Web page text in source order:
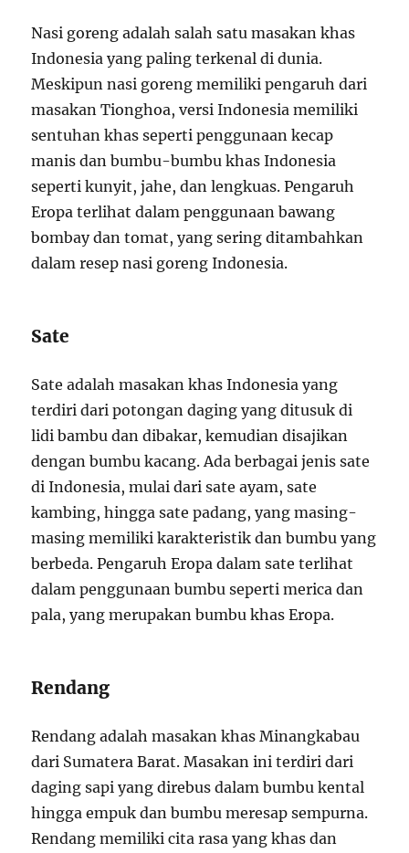
Nasi goreng adalah salah satu masakan khas
Indonesia yang paling terkenal di dunia.
Meskipun nasi goreng memiliki pengaruh dari
masakan Tionghoa, versi Indonesia memiliki
sentuhan khas seperti penggunaan kecap
manis dan bumbu-bumbu khas Indonesia
seperti kunyit, jahe, dan lengkuas. Pengaruh
Eropa terlihat dalam penggunaan bawang
bombay dan tomat, yang sering ditambahkan
dalam resep nasi goreng Indonesia.
Sate
Sate adalah masakan khas Indonesia yang
terdiri dari potongan daging yang ditusuk di
lidi bambu dan dibakar, kemudian disajikan
dengan bumbu kacang. Ada berbagai jenis sate
di Indonesia, mulai dari sate ayam, sate
kambing, hingga sate padang, yang masing-
masing memiliki karakteristik dan bumbu yang
berbeda. Pengaruh Eropa dalam sate terlihat
dalam penggunaan bumbu seperti merica dan
pala, yang merupakan bumbu khas Eropa.
Rendang
Rendang adalah masakan khas Minangkabau
dari Sumatera Barat. Masakan ini terdiri dari
daging sapi yang direbus dalam bumbu kental
hingga empuk dan bumbu meresap sempurna.
Rendang memiliki cita rasa yang khas dan